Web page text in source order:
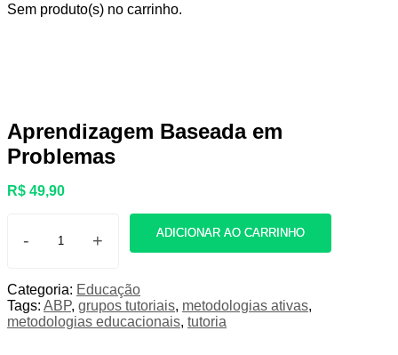
Sem produto(s) no carrinho.
Aprendizagem Baseada em
Problemas
R$ 49,90
-
Aprendizagem
Problemas
quantidade
+ ADICIONAR AO CARRINHO
Categoria: Educação
Tags: ABP, grupos tutoriais, metodologias ativas,
metodologias educacionais, tutoria